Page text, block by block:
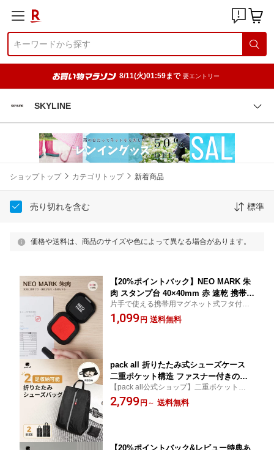
8/11(火)01:59まで 要エントリー
SKYLINE
ショップトップ カテゴリトップ 新着商品
売り切れを含む 標準
価格や送料は、商品のサイズや色によって異なる場合があります。
【20%ポイントバック】NEO MARK 朱
肉 スタンプ台 40×40mm 赤 速乾 携帯用
マグネット式フタ 油性顔料系インク
片手で使える携帯用マグネット式フタ付き
スタンプ台。速乾で色鮮やか、安全・安
心。オフィスや学校など、さまざまなシー
1,099 円 送料無料
pack all 折りたたみ式シューズケース
二重ポケット構造 ファスナー付きの防
水トラベルシューズバッグ 軽量 撥水加
工のナイロン素材 お手入れが簡単 上履
【pack all公式ショップ】二重ポケット構造
で、スマートに収納でき、わずか72gの超
軽量ボディで、使わないときは手のひらポ
2,799 円 ～ 送料無料
【20%ポイントバック&レビュー特典あ